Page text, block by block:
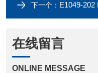
下一个： E1049-202
在线留言
ONLINE MESSAGE